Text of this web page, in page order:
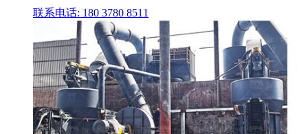
联系电话: 180 3780 8511